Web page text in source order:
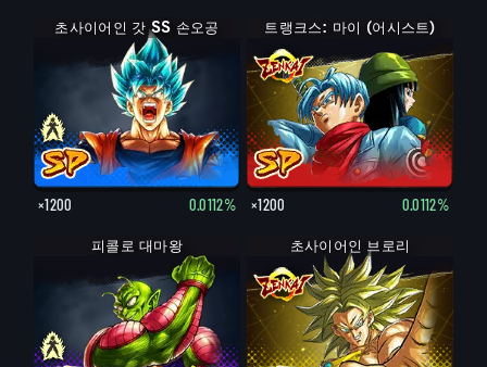
초사이어인 갓 SS 손오공
초사이어인 갓 SS 손오공
×1200 0.0112%
트랭크스: 마이 (어시스트)
×1200 0.0112%
피콜로 대마왕: 노인
피콜로 대마왕 초사이어인 브로리